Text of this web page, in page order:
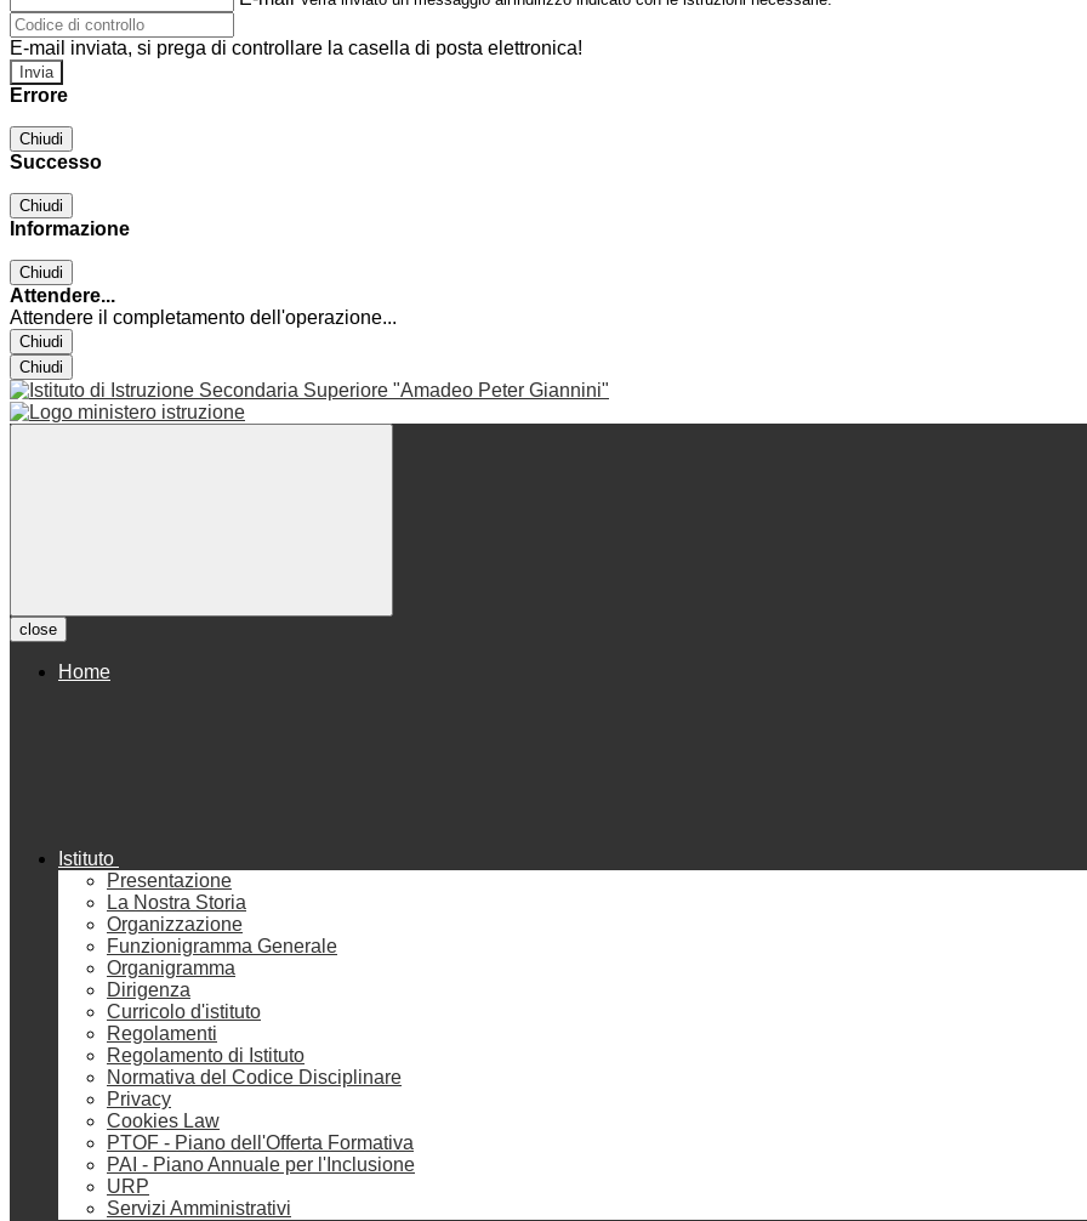
E-mail inviata, si prega di controllare la casella di posta elettronica!
Errore
Chiudi
Successo
Chiudi
Informazione
Chiudi
Attendere...
Attendere il completamento dell'operazione...
Chiudi
Chiudi
close
Home
Istituto
Presentazione
La Nostra Storia
Organizzazione
Funzionigramma Generale
Organigramma
Dirigenza
Curricolo d'istituto
Regolamenti
Regolamento di Istituto
Normativa del Codice Disciplinare
Privacy
Cookies Law
PTOF - Piano dell'Offerta Formativa
PAI - Piano Annuale per l'Inclusione
URP
Servizi Amministrativi